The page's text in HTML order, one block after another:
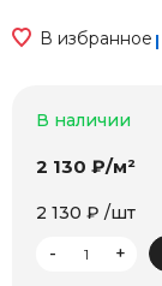
В избранное
В наличии
2 130 ₽/м²
2 130 ₽ /шт
-
+